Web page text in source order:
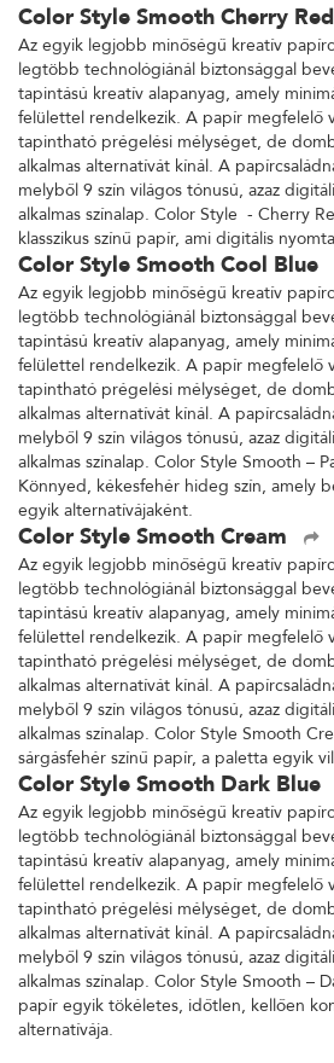
Color Style Smooth Cherry Red
Az egyik legjobb minőségű kreatív
legtöbb technológiánál biztonsággal
tapintású kreatív alapanyag, amely
felülettel rendelkezik. A papír megfelelő
tapintható prégelési mélységet, de
alkalmas alternatívát kínál. A
melyből 9 szín világos tónusú, azaz
alkalmas színalap. Color Style - Cherry
klasszikus színű papír, ami digitális
Color Style Smooth Cool Blue
Az egyik legjobb minőségű kreatív
legtöbb technológiánál biztonsággal
tapintású kreatív alapanyag, amely
felülettel rendelkezik. A papír megfelelő
tapintható prégelési mélységet, de
alkalmas alternatívát kínál. A
melyből 9 szín világos tónusú, azaz
alkalmas színalap. Color Style Smooth –
Könnyed, kékesfehér hideg szín, amely
egyik alternatívájaként.
Color Style Smooth Cream
Az egyik legjobb minőségű kreatív
legtöbb technológiánál biztonsággal
tapintású kreatív alapanyag, amely
felülettel rendelkezik. A papír megfelelő
tapintható prégelési mélységet, de
alkalmas alternatívát kínál. A
melyből 9 szín világos tónusú, azaz
alkalmas színalap. Color Style Smooth
sárgásfehér színű papír, a paletta egyik
Color Style Smooth Dark Blue
Az egyik legjobb minőségű kreatív
legtöbb technológiánál biztonsággal
tapintású kreatív alapanyag, amely
felülettel rendelkezik. A papír megfelelő
tapintható prégelési mélységet, de
alkalmas alternatívát kínál. A
melyből 9 szín világos tónusú, azaz
alkalmas színalap. Color Style Smooth –
papír egyik tökéletes, időtlen, kellően
alternatívája.